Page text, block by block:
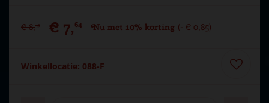
€ 8,49 € 7,64 Nu met 10% korting € 0,85
Winkellocatie: 088-F